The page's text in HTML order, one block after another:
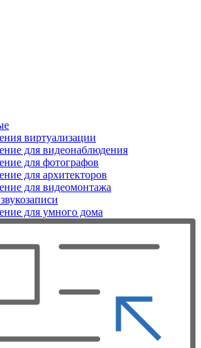
виртуализации
для видеонаблюдения
для фотографов
для архитекторов
для видеомонтажа
для умного дома